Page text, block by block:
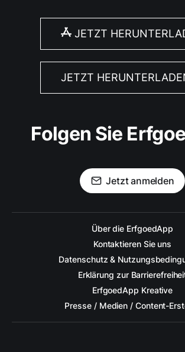
JETZT
JETZT
Folgen Sie
Jetzt anmelden
Über die ErfgoedApp
Kontaktieren Sie uns
Datenschutz &
Erklärung zur
ErfgoedApp Kreative
Presse / Medien / Content-